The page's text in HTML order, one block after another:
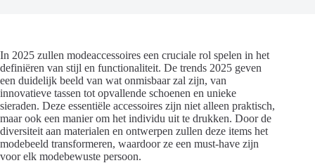
In 2025 zullen modeaccessoires een cruciale rol spelen in het
definiëren van stijl en functionaliteit. De trends 2025 geven
een duidelijk beeld van wat onmisbaar zal zijn, van
innovatieve tassen tot opvallende schoenen en unieke
sieraden. Deze essentiële accessoires zijn niet alleen praktisch,
maar ook een manier om het individu uit te drukken. Door de
diversiteit aan materialen en ontwerpen zullen deze items het
modebeeld transformeren, waardoor ze een must-have zijn
voor elk modebewuste persoon.